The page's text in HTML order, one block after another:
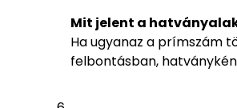
Mit jelent a
Ha ugyanaz a prímszám
felbontásban,